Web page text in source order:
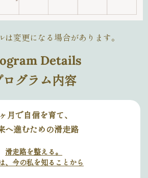
変更になる場合があります。
Details
ログラム内容
月で自信を育て、
へ進むための滑走路
滑走路を整える。
、今の私を知ることから